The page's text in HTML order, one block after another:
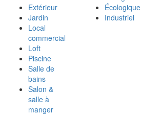
Extérieur
Jardin
Local
commercial
Loft
Piscine
Salle de
bains
Salon &
salle à
manger
Écologique
Industriel